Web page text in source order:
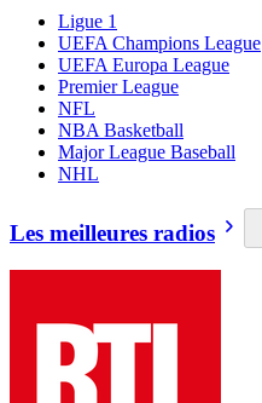
Ligue 1
UEFA Champions League
UEFA Europa League
Premier League
NFL
NBA Basketball
Major League Baseball
NHL
Les meilleures radios